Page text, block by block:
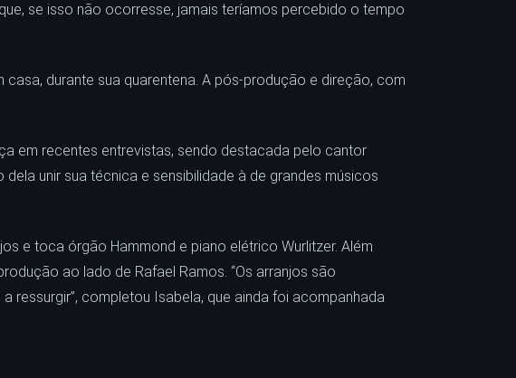
se isso não ocorresse, jamais teríamos percebido o tempo
durante sua quarentena. A pós-produção e direção, com
em recentes entrevistas, sendo destacada pelo cantor
unir sua técnica e sensibilidade à de grandes músicos
e toca órgão Hammond e piano elétrico Wurlitzer. Além
ao lado de Rafael Ramos. “Os arranjos são
ressurgir”, completou Isabela, que ainda foi acompanhada